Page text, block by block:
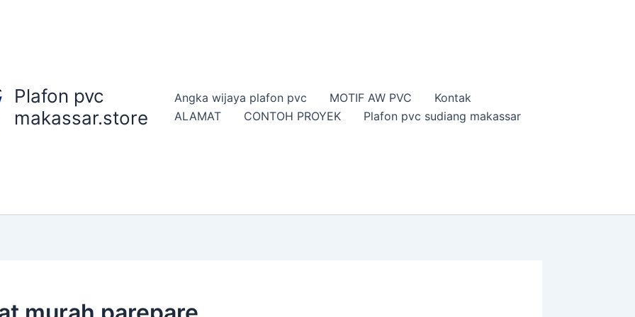
Plafon pvc
makassar.store
Angka wijaya plafon pvc MOTIF AW PVC
Kontak
ALAMAT
CONTOH PROYEK Plafon pvc sudiang makassar